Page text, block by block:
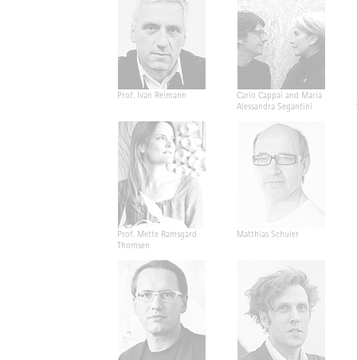
Prof. Ivan Reimann
Carlo Cappai and Maria
Alessandra Segantini
Prof. Mette Ramsgard
Thomsen
Matthias Schuler